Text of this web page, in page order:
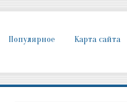
Популярное Карта сайта